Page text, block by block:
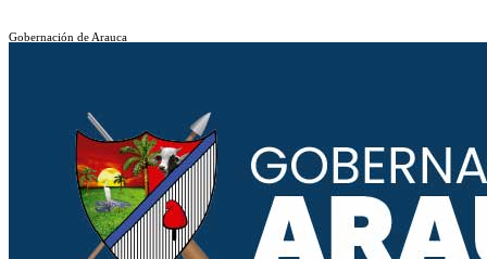
Gobernación de Arauca